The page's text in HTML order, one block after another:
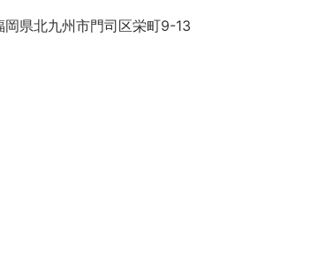
岡県北九州市門司区栄町9-13